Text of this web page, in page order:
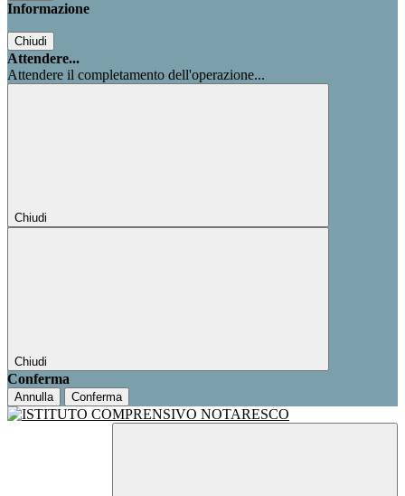
Informazione
Chiudi
Attendere...
Attendere il completamento dell'operazione...
Chiudi
Chiudi
Conferma
Annulla Conferma